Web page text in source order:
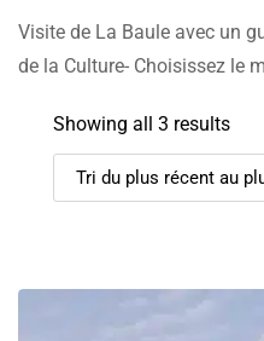
Visite de La Baule avec un
de la Culture- Choisissez le
Showing all 3 results